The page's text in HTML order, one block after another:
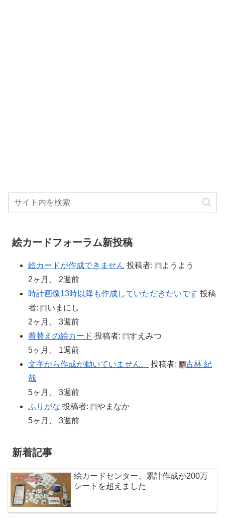
絵カードフォーラム新投稿
絵カードが作成できません 投稿者:
ようよう
2ヶ月、 2週前
時計画像13時以降も作成していただきたいです 投稿
者:
いまにし
2ヶ月、 3週前
着替えの絵カード 投稿者:
すえみつ
5ヶ月、 1週前
文字から作成が動いていません。
投稿者:
古林 紀
哉
5ヶ月、 3週前
ふりがな 投稿者:
やまなか
5ヶ月、 3週前
新着記事
絵カードセンター、累計作成が200万
シートを超えました